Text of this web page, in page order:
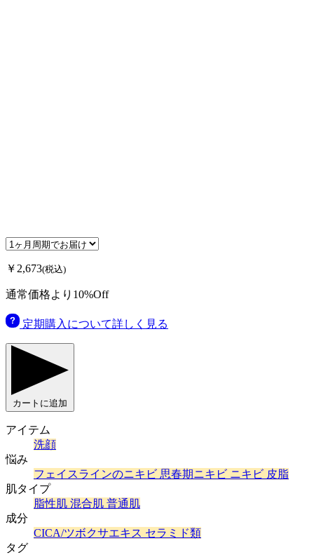
￥2,673(税込)
通常価格より10%Off
定期購入について詳しく見る
カートに追加
アイテム
洗顔
悩み
フェイスラインのニキビ 思春期ニキビ ニキビ 皮脂
肌タイプ
脂性肌 混合肌 普通肌
成分
CICA/ツボクサエキス セラミド類
タグ